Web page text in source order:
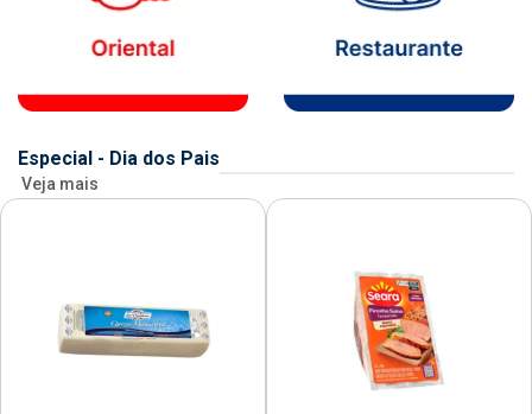
Especial - Dia dos Pais
Veja mais